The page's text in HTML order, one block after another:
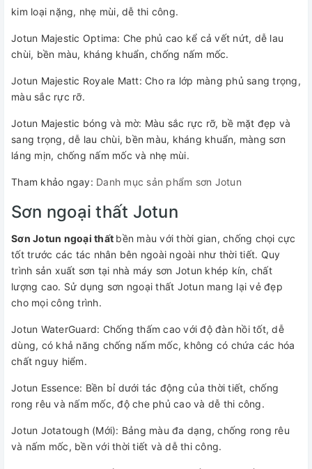
kim loại nặng, nhẹ mùi, dễ thi công.
Jotun Majestic Optima: Che phủ cao kể cả vết nứt, dễ lau
chùi, bền màu, kháng khuẩn, chống nấm mốc.
Jotun Majestic Royale Matt: Cho ra lớp màng phủ sang trọng,
màu sắc rực rỡ.
Jotun Majestic bóng và mờ: Màu sắc rực rỡ, bề mặt đẹp và
sang trọng, dễ lau chùi, bền màu, kháng khuẩn, màng sơn
láng mịn, chống nấm mốc và nhẹ mùi.
Tham khảo ngay: Danh mục sản phẩm sơn Jotun
Sơn ngoại thất Jotun
Sơn Jotun ngoại thất bền màu với thời gian, chống chọi cực
tốt trước các tác nhân bên ngoài ngoài như thời tiết. Quy
trình sản xuất sơn tại nhà máy sơn Jotun khép kín, chất
lượng cao. Sử dụng sơn ngoại thất Jotun mang lại vẻ đẹp
cho mọi công trình.
Jotun WaterGuard: Chống thấm cao với độ đàn hồi tốt, dễ
dùng, có khả năng chống nấm mốc, không có chứa các hóa
chất nguy hiểm.
Jotun Essence: Bền bỉ dưới tác động của thời tiết, chống
rong rêu và nấm mốc, độ che phủ cao và dễ thi công.
Jotun Jotatough (Mới): Bảng màu đa dạng, chống rong rêu
và nấm mốc, bền với thời tiết và dễ thi công.